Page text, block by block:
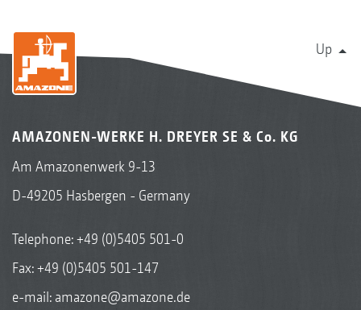
Up
AMAZONEN-WERKE H. DREYER SE & Co. KG
Am Amazonenwerk 9-13
D-49205 Hasbergen - Germany
Telephone:+49 (0)5405 501-0
Fax: +49 (0)5405 501-147
e-mail: amazone@amazone.de